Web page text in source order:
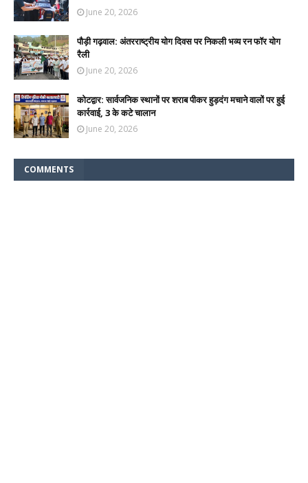
June 20, 2026
पौड़ी गढ़वाल: अंतरराष्ट्रीय योग दिवस पर निकली भव्य रन फॉर योग
रैली
June 20, 2026
कोटद्वार: सार्वजनिक स्थानों पर शराब पीकर हुड़दंग मचाने वालों पर हुई
कार्रवाई, 3 के कटे चालान
June 20, 2026
COMMENTS